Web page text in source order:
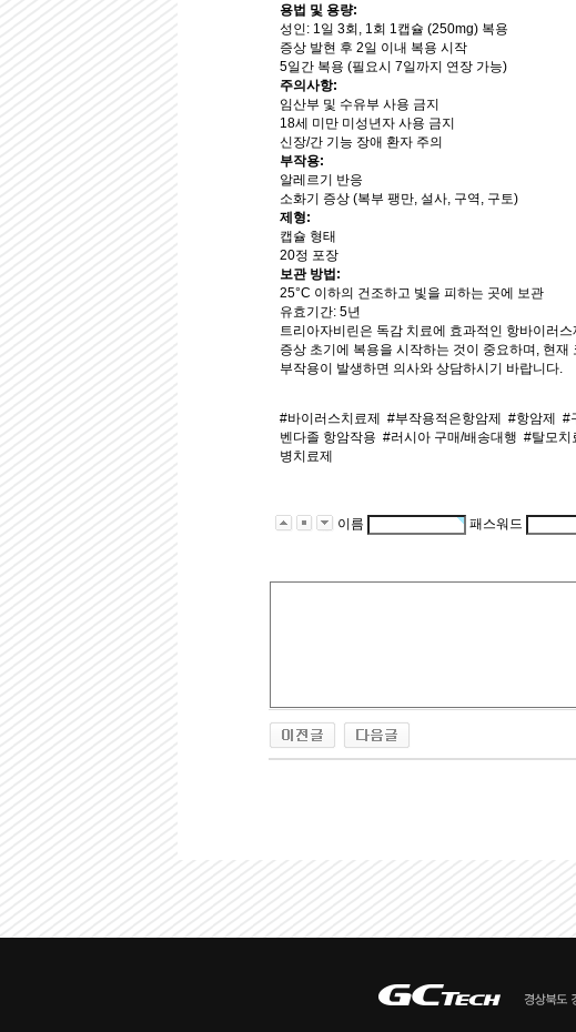
용법 및 용량:
성인: 1일 3회, 1회 1캡슐 (250mg) 복용
증상 발현 후 2일 이내 복용 시작
5일간 복용 (필요시 7일까지 연장 가능)
주의사항:
임산부 및 수유부 사용 금지
18세 미만 미성년자 사용 금지
신장/간 기능 장애 환자 주의
부작용:
알레르기 반응
소화기 증상 (복부 팽만, 설사, 구역, 구토)
제형:
캡슐 형태
20정 포장
보관 방법:
25°C 이하의 건조하고 빛을 피하는 곳에 보관
유효기간: 5년
트리아자비린은 독감 치료에 효과적인 항바이러
증상 초기에 복용을 시작하는 것이 중요하며, 현
부작용이 발생하면 의사와 상담하시기 바랍니다.
#바이러스치료제 #부작용적은항암제 #항암제 #
벤다졸 항암작용 #러시아 구매/배송대행 #탈모치
병치료제
이름 패스워드